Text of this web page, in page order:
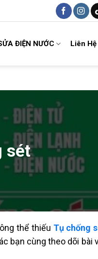
ĐIỆN NƯỚC Liên Hệ
sét
thể thiếu Tụ chống
bạn cùng theo dõi bài